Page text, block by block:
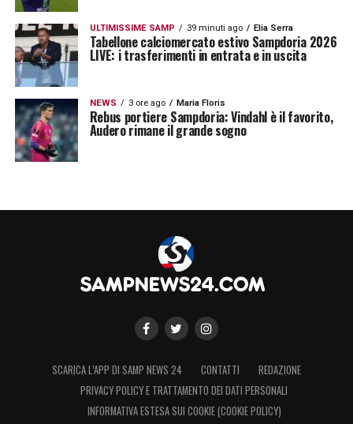
ULTIMISSIME SAMP 39 minuti ago Elia Serra
Tabellone calciomercato estivo Sampdoria 2026
LIVE: i trasferimenti in entrata e in uscita
NEWS 3 ore ago Maria Floris
Rebus portiere Sampdoria: Vindahl è il favorito,
Audero rimane il grande sogno
SCARICA L’APP DI SAMP NEWS 24 CONTATTI
REDAZIONE
PRIVACY POLICY E TRATTAMENTO DEI DATI PERSONALI
INFORMATIVA ESTESA SUI COOKIE (COOKIE POLICY)